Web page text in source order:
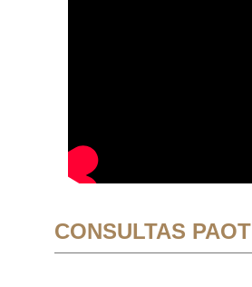
CONSULTAS PAOT